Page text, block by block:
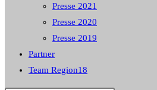
Presse 2021
Presse 2020
Presse 2019
Partner
Team Region18